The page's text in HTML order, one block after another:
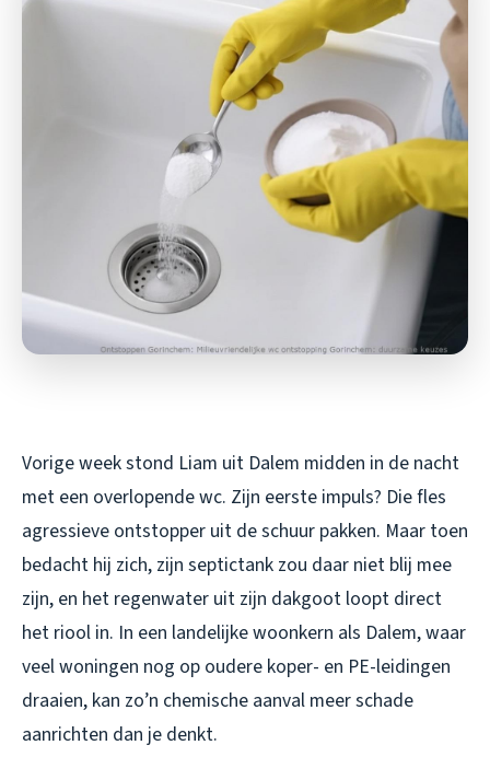
Vorige week stond Liam uit Dalem midden in de nacht
met een overlopende wc. Zijn eerste impuls? Die fles
agressieve ontstopper uit de schuur pakken. Maar toen
bedacht hij zich, zijn septictank zou daar niet blij mee
zijn, en het regenwater uit zijn dakgoot loopt direct
het riool in. In een landelijke woonkern als Dalem, waar
veel woningen nog op oudere koper- en PE-leidingen
draaien, kan zo’n chemische aanval meer schade
aanrichten dan je denkt.